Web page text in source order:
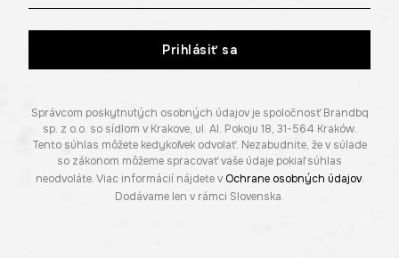
Prihlásiť sa
Správcom poskytnutých osobných údajov je spoločnosť Brandbq
sp. z o.o. so sídlom v Krakove, ul. Al. Pokoju 18, 31-564 Kraków.
Tento súhlas môžete kedykoľvek odvolať. Nezabudnite, že v súlade
so zákonom môžeme spracovať vaše údaje pokiaľ súhlas
neodvoláte. Viac informácií nájdete v Ochrane osobných údajov.
Dodávame len v rámci Slovenska.